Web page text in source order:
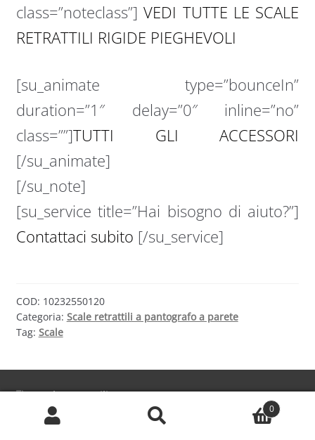
class=”noteclass”]VEDI TUTTE LE SCALE
RETRATTILI RIGIDE PIEGHEVOLI
[su_animate type=”bounceIn”
duration=”1″ delay=”0″ inline=”no”
class=””]TUTTI GLI ACCESSORI
[/su_animate]
[/su_note]
[su_service title=”Hai bisogno di aiuto?”]
Contattaci subito [/su_service]
COD: 10232550120
Categoria: Scale retrattili a pantografo a parete
Tag: Scale
Scale retrattili
Chi siamo
0